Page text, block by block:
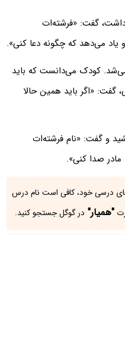
گفت: «فرشته‌ات
یاد می‌دهد که چگونه دعا کنی».
کودک می‌دانست که باید
گفت: «اگر باید همین حالا
و گفت: «نام فرشته‌ات
مادر صدا کنی».
درسی خود، کافی است نام درس
"همیار" در گوگل جستجو کنید.